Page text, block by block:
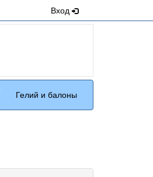
Вход
Гелий и балоны